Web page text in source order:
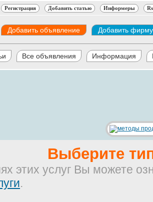
Регистрация Добавить статью Информеры
Добавить объявление Добавить фирму
Все объявления Информация
Выберите
этих услуг Вы можете
.